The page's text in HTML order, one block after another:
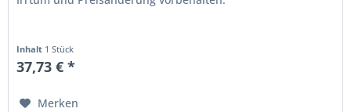
Inhalt 1 Stück
37,73 € *
Merken